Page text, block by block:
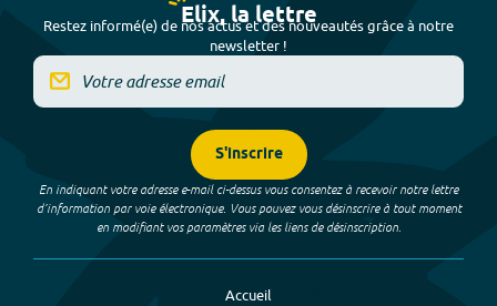
Elix, la lettre
Restez informé(e) de nos actus et des nouveautés grâce à notre
newsletter !
S'inscrire
En indiquant votre adresse e-mail ci-dessus vous consentez à recevoir notre lettre
d’information par voie électronique. Vous pouvez vous désinscrire à tout moment
en modifiant vos paramètres via les liens de désinscription.
Accueil